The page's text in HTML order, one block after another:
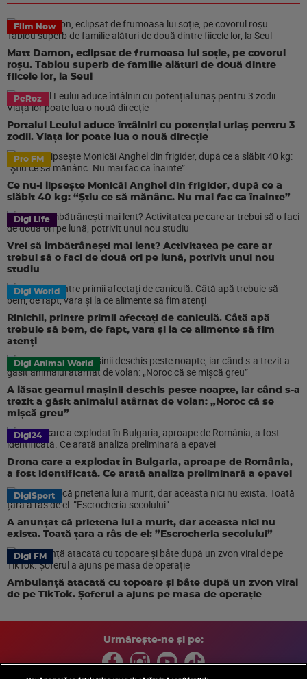
Film Now
Matt Damon, eclipsat de frumoasa lui soție, pe covorul
roșu. Tablou superb de familie alături de două dintre
fiicele lor, la Seul
PeRoz
Portalul Leului aduce întâlniri cu potențial uriaș pentru 3
zodii. Viața lor poate lua o nouă direcție
Pro FM
Ce nu-i lipsește Monicăi Anghel din frigider, după ce a
slăbit 40 kg: “Știu ce să mănânc. Nu mai fac ca înainte”
Digi Life
Vrei să îmbătrânești mai lent? Activitatea pe care ar
trebui să o faci de două ori pe lună, potrivit unui nou
studiu
Digi World
Rinichii, printre primii afectați de caniculă. Câtă apă
trebuie să bem, de fapt, vara și la ce alimente să fim
atenți
Digi Animal World
A lăsat geamul mașinii deschis peste noapte, iar când s-a
trezit a găsit animalul atârnat de volan: „Noroc că se
mișcă greu”
Digi24
Drona care a explodat în Bulgaria, aproape de România,
a fost identificată. Ce arată analiza preliminară a epavei
DigiSport
A anunțat că prietena lui a murit, dar aceasta nici nu
exista. Toată țara a râs de el: ”Escrocheria secolului”
Digi FM
Ambulanță atacată cu topoare și bâte după un zvon viral
de pe TikTok. Șoferul a ajuns pe masa de operație
Urmărește-ne și pe: